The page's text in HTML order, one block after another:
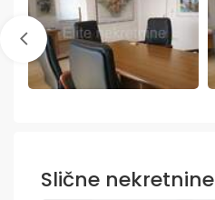
Slične nekretnine